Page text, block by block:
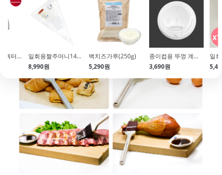
[키친에이드]5쿼터 틸트헤드 스탠드믹서(드라이로즈\/5KSM195PSW)
일회용짤주머니14인치(100매)
8,990원
백치즈가루(250g)
5,290원
종이컵용 뚜껑 계폐형 화이트(지름85\/83mm용\/100개입)
3,690원